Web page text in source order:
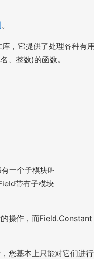
。
，它提供了处理各种有
、整数)的函数。
一个子模块叫
带有子模块
操作，而Field.Constant
您基本上只能对它们进行